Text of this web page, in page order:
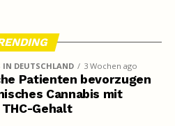
IN DEUTSCHLAND 3 Wochen ago
Patienten bevorzugen
Cannabis mit
THC-Gehalt